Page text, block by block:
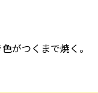
がつくまで焼く。